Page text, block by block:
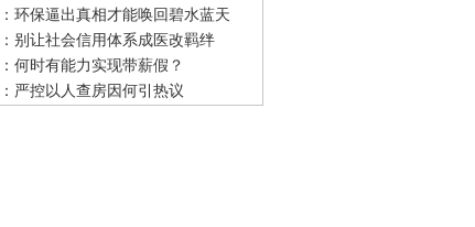
环保逼出真相才能唤回碧水蓝天
别让社会信用体系成医改羁绊
何时有能力实现带薪假？
严控以人查房因何引热议